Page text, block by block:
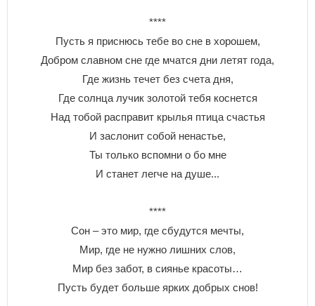
****
Пусть я приснюсь тебе во сне в хорошем,
Добром славном сне где мчатся дни летят года,
Где жизнь течет без счета дня,
Где солнца лучик золотой тебя коснется
Над тобой расправит крылья птица счастья
И заслонит собой ненастье,
Ты только вспомни о бо мне
И станет легче на душе...
****
Сон – это мир, где сбудутся мечты,
Мир, где не нужно лишних слов,
Мир без забот, в сиянье красоты…
Пусть будет больше ярких добрых снов!